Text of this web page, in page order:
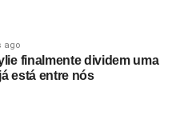
ago
finalmente dividem uma
está entre nós